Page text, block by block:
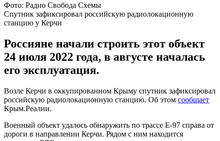
Фото: Радио Свобода Схемы
Спутник зафиксировал российскую радиолокационную
станцию у Керчи
Россияне начали строить этот объект
24 июля 2022 года, в августе началась
его эксплуатация.
Возле Керчи в оккупированном Крыму спутник зафиксировал
российскую радиолокационную станцию. Об этом сообщает
Крым.Реалии.
Военный объект удалось обнаружить по трассе Е-97 справа от
дороги в направлении Керчи. Рядом с ним находится